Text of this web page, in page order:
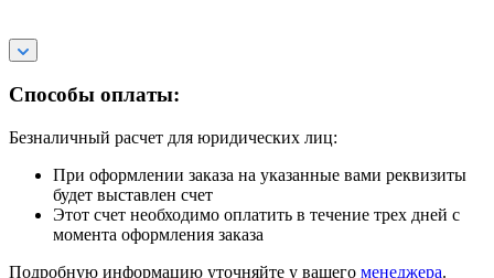
Способы оплаты:
Безналичный расчет для юридических лиц:
При оформлении заказа на указанные вами реквизиты
будет выставлен счет
Этот счет необходимо оплатить в течение трех дней с
момента оформления заказа
Подробную информацию уточняйте у вашего менеджера.